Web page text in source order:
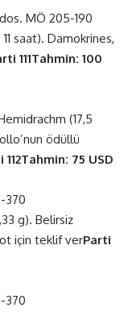
MÖ 205-190
saat). Damokrines,
111Tahmin: 100
(17,5
ödüllü
Tahmin: 75 USD
370
g). Belirsiz
için teklif verParti
370